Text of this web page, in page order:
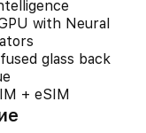
with Neural
glass back
+ eSIM